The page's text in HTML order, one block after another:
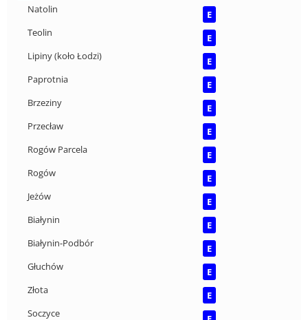
Natolin
E
Teolin
E
Lipiny (koło Łodzi)
E
Paprotnia
E
Brzeziny
E
Przecław
E
Rogów Parcela
E
Rogów
E
Jeżów
E
Białynin
E
Białynin-Podbór
E
Głuchów
E
Złota
E
Soczyce